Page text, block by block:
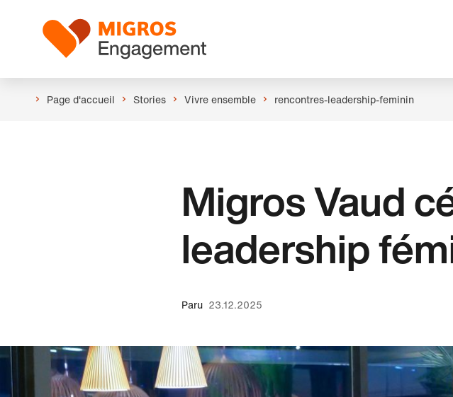
navigation
Logo
Page d'accueil Stories Vivre ensemble rencontres-leadership-feminin
Migros Vaud
leadership
Paru 23.12.2025